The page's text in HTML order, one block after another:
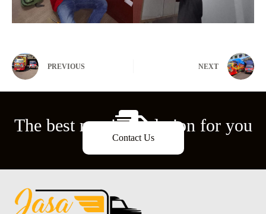
PREVIOUS NEXT
The best moving solution for you
Contact Us